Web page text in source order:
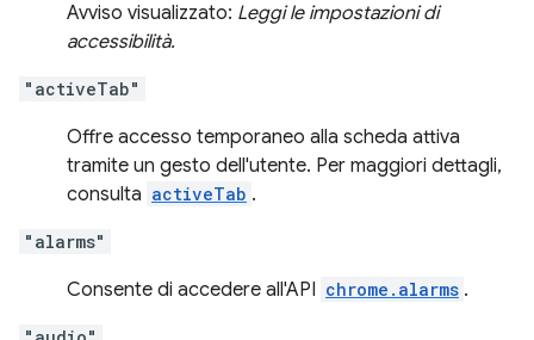
Avviso visualizzato: Leggi le impostazioni di
accessibilità.
"activeTab"
Offre accesso temporaneo alla scheda attiva
tramite un gesto dell'utente. Per maggiori dettagli,
consulta activeTab .
"alarms"
Consente di accedere all'API chrome.alarms .